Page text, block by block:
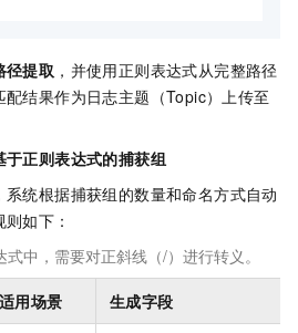
径提取 ，并使用正则表达式从完整路径
结果作为日志主题（Topic）上传至
正则表达式的捕获组
统根据捕获组的数量和命名方式自动
如下：
中，需要对正斜线（/）进行转义。
适用场景 生成字段